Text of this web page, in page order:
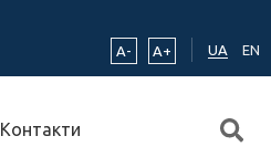
A-
A+ UA EN
Контакти